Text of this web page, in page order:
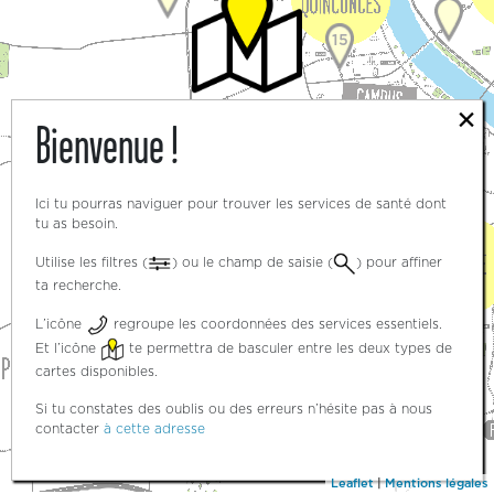
15
3
×
Bienvenue !
Ici tu pourras naviguer pour trouver les services de santé dont
tu as besoin.
Utilise les filtres ( ) ou le champ de saisie (
) pour affiner
ta recherche.
L’icône
regroupe les coordonnées des services essentiels.
Et l’icône
te permettra de basculer entre les deux types de
cartes disponibles.
Si tu constates des oublis ou des erreurs n’hésite pas à nous
contacter à cette adresse
Leaflet|Mentions légales